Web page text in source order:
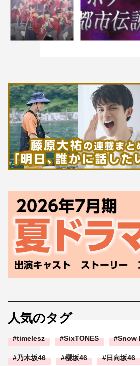
ウソ婚 ©時名きうい／講談社
番組情報
カンテレ・フジテレビ系
2023年7月スタート
毎週火曜 午後11時
出演：菊池風磨（Sexy Zone）、長
原作：時名きうい『ウソ婚』（講
載）
音楽：岩本裕司
主題歌：Sexy Zone（Top J Records
プロデューサー：岡光寛子（カンテ
イ・ストーム）、芳川茜（共同テレ
人気のタグ
timelesz SixTONES Snow
乃木坂46 櫻坂46 日向坂46